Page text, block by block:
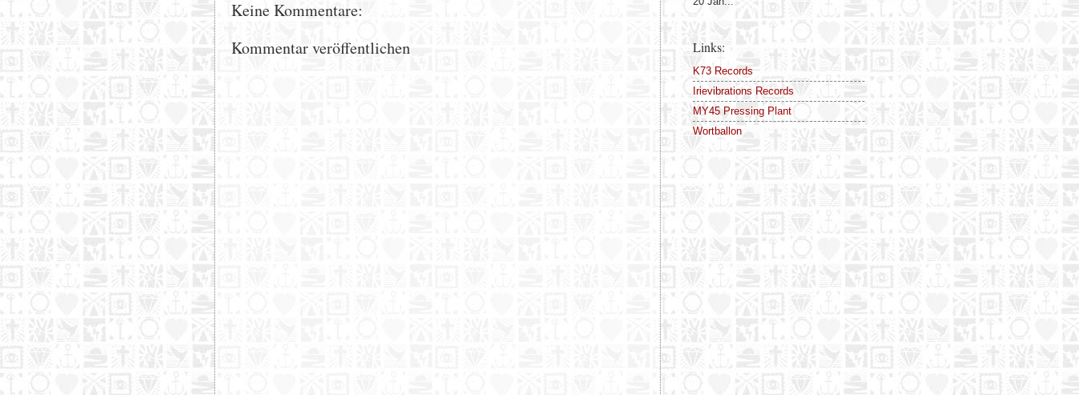
Keine Kommentare:
Kommentar veröffentlichen
Links:
K73 Records
Irievibrations Records
MY45 Pressing Plant
Wortballon